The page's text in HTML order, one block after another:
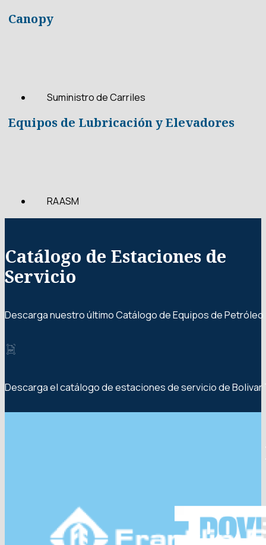
Canopy
Suministro de Carriles
Equipos de Lubricación y Elevadores
RAASM
Catálogo de Estaciones de
Servicio
Descarga nuestro último Catálogo de Equipos de
Descarga el catálogo de estaciones de servicio de Bolivar